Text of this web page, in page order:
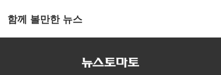
함께 볼만한 뉴스